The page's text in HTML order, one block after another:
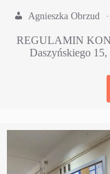
Agnieszka Obrzud
REGULAMIN
Daszyńskiego